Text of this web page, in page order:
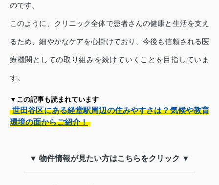
のです。
このように、クリニック全体で患者さんの健康と生活を支え
るため、細やかなケアを心掛けており、今後も信頼される医
療機関としての取り組みを続けていくことを目指していま
す。
▼この記事も読まれています
世田谷区にある経堂駅周辺の住みやすさは？気候や教育
環境の面からご紹介！
▼ 物件情報が見たい方はこちらをクリック ▼